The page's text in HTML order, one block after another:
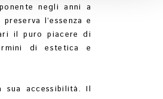
negli anni a
l’essenza e
il puro piacere di
di estetica e
sua accessibilità. Il